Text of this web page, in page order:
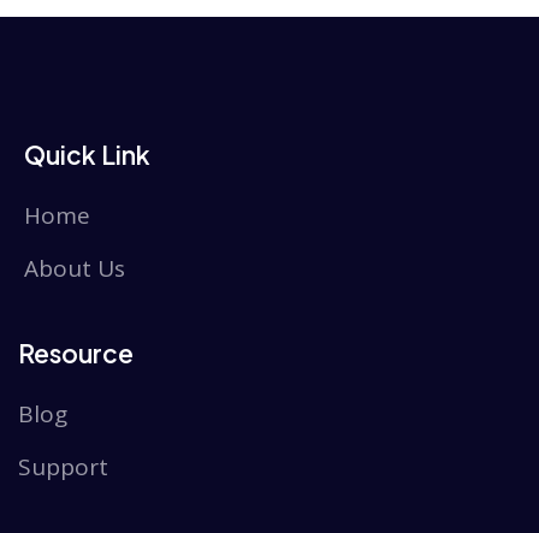
Quick Link
Home
About Us
Resource
Blog
Support